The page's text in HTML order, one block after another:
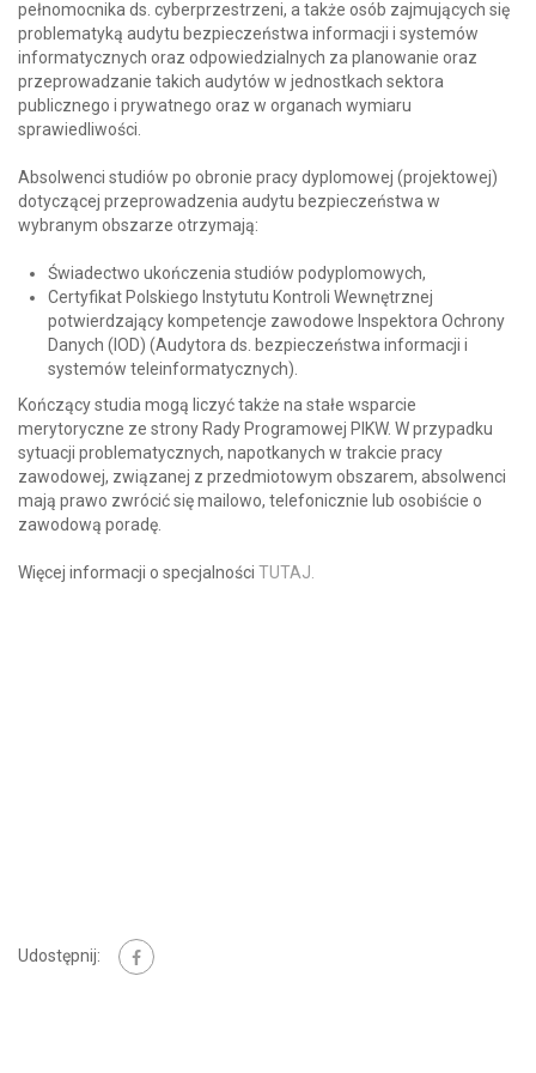
pełnomocnika ds. cyberprzestrzeni, a także osób zajmujących się
problematyką audytu bezpieczeństwa informacji i systemów
informatycznych oraz odpowiedzialnych za planowanie oraz
przeprowadzanie takich audytów w jednostkach sektora
publicznego i prywatnego oraz w organach wymiaru
sprawiedliwości.
Absolwenci studiów po obronie pracy dyplomowej (projektowej)
dotyczącej przeprowadzenia audytu bezpieczeństwa w
wybranym obszarze otrzymają:
Świadectwo ukończenia studiów podyplomowych,
Certyfikat Polskiego Instytutu Kontroli Wewnętrznej
potwierdzający kompetencje zawodowe Inspektora Ochrony
Danych (IOD) (Audytora ds. bezpieczeństwa informacji i
systemów teleinformatycznych).
Kończący studia mogą liczyć także na stałe wsparcie
merytoryczne ze strony Rady Programowej PIKW. W przypadku
sytuacji problematycznych, napotkanych w trakcie pracy
zawodowej, związanej z przedmiotowym obszarem, absolwenci
mają prawo zwrócić się mailowo, telefonicznie lub osobiście o
zawodową poradę.
Więcej informacji o specjalności TUTAJ.
Udostępnij: